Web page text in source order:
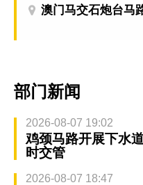
澳门马交石炮台马
部门新闻
2026-08-07 19:02
鸡颈马路开展下水
时交管
2026-08-07 18:47